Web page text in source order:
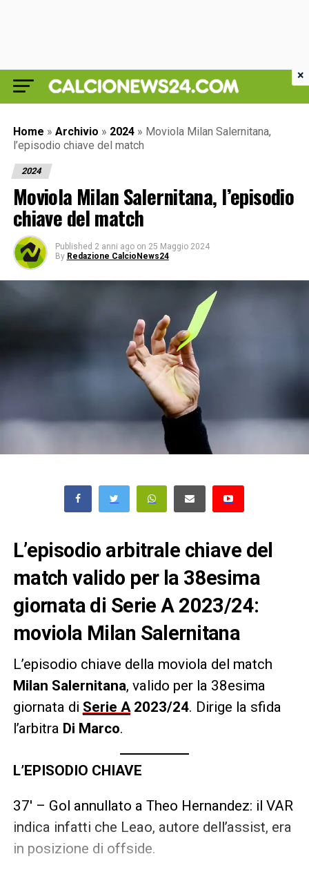
Home » Archivio » 2024 » Moviola Milan Salernitana,
l’episodio chiave del match
2024
Moviola Milan Salernitana, l’episodio
chiave del match
Published 2 anni ago on 25 Maggio 2024
By Redazione CalcioNews24
L’episodio arbitrale chiave del
match valido per la 38esima
giornata di Serie A 2023/24:
moviola Milan Salernitana
L’episodio chiave della moviola del match
Milan Salernitana, valido per la 38esima
giornata di Serie A2023/24. Dirige la sfida
l’arbitra Di Marco.
L’EPISODIO CHIAVE
37′ – Gol annullato a Theo Hernandez: il VAR
indica infatti che Leao, autore dell’assist, era
in posizione di offside.
×